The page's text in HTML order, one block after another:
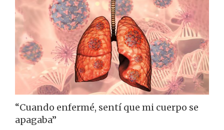
“Cuando enfermé, sentí que mi cuerpo se
apagaba”